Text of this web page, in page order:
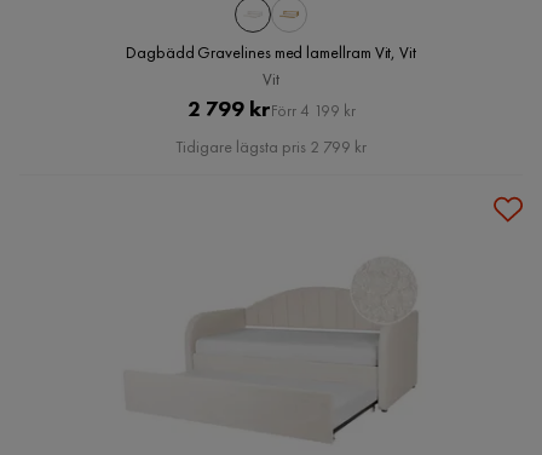
Dagbädd Gravelines med lamellram Vit, Vit
Vit
Pris
2 799 krOriginal
Pris
Förr 4 199 kr
Tidigare lägsta pris 2 799 kr